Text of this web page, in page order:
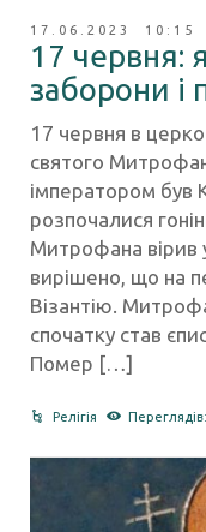
17.06.2023 10:15
17 червня:
заборони і
17 червня в
святого
імператором був
розпочалися
Митрофана вірив
вирішено, що на
Візантію.
спочатку став
Помер […]
Релігія